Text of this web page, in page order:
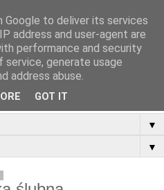
▼
▼
Google to deliver its services
address and user-agent are
performance and security
generate usage
address abuse.
GOT IT